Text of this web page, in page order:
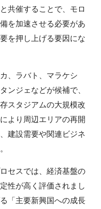
共催することで、モロ
を加速させる必要があ
を押し上げる要因にな
、ラバト、マラケシ
ンジェなどが候補で、
スタジアムの大規模改
より周辺エリアの再開
建設需要や関連ビジネ
セスでは、経済基盤の
性が高く評価されまし
「主要新興国への成長